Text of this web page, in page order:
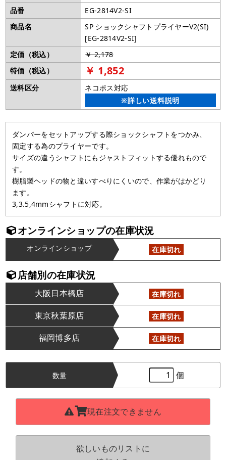
品番
EG-2814V2-SI
商品名
SP ショックシャフトプライヤーV2(SI)
[EG-2814V2-SI]
定価（税込）
￥ 2,178
特価（税込）
￥ 1,852
送料区分
ネコポス対応
※詳しい送料説明
ダンパーをセットアップする際ショックシャフトをつかみ、
固定する為のプライヤーです。
サイズの違うシャフトにもジャストフィットする優れもので
す。
樹脂製ヘッドの物と違いすべりにくいので、作業がはかどり
ます。
3,3.5,4mmシャフトに対応。
オンラインショップの在庫状況
オンラインショップ 在庫切れ
店舗別の在庫状況
大阪日本橋店 在庫切れ
東京秋葉原店 在庫切れ
福岡博多店 在庫切れ
数量 個
現在注文できません
欲しいものリストに